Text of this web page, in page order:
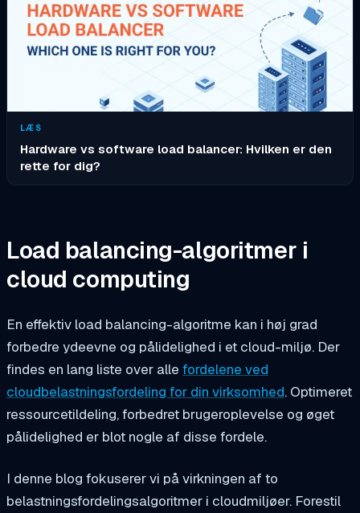
LÆS
Hardware vs software load balancer: Hvilken er den
rette for dig?
Load balancing-algoritmer i
cloud computing
En effektiv load balancing-algoritme kan i høj grad
forbedre ydeevne og pålidelighed i et cloud-miljø. Der
findes en lang liste over alle fordelene ved
cloudbelastningsfordeling for din virksomhed. Optimeret
ressourcetildeling, forbedret brugeroplevelse og øget
pålidelighed er blot nogle af disse fordele.
I denne blog fokuserer vi på virkningen af to
belastningsfordelingsalgoritmer i cloudmiljøer. Forestil